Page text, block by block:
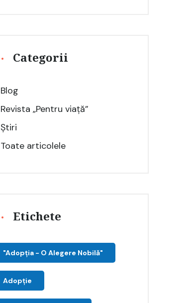
Categorii
Blog
Revista „Pentru viață”
Știri
Toate articolele
Etichete
"Adopţia - O Alegere Nobilă"
Adopție